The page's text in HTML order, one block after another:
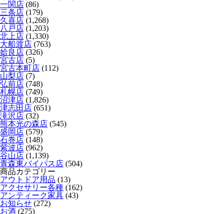
一関店 (86)
三条店 (179)
久喜店 (1,268)
八戸店 (1,203)
北上店 (1,330)
大船渡店 (763)
姶良店 (326)
宮古店 (5)
宮古本町店 (112)
山梨店 (7)
弘前店 (748)
札幌店 (749)
沼津店 (1,826)
津志田店 (651)
滝沢店 (32)
熊本光の森店 (545)
盛岡店 (579)
石巻店 (148)
紫波店 (962)
谷山店 (1,139)
青森東バイパス店 (504)
商品カテゴリー
アウトドア用品 (13)
アクセサリー各種 (162)
アンティーク家具 (43)
お知らせ (272)
お酒 (275)